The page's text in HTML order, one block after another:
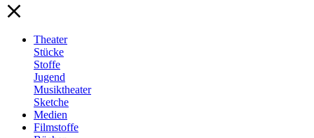
Theater
Stücke
Stoffe
Jugend
Musiktheater
Sketche
Medien
Filmstoffe